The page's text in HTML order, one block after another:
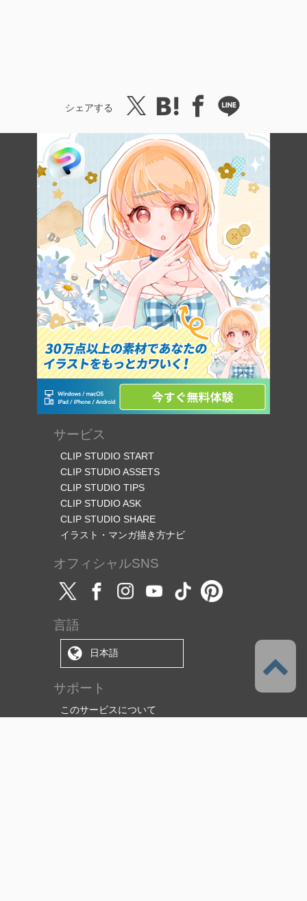
シェアする
サービス
CLIP STUDIO START
CLIP STUDIO ASSETS
CLIP STUDIO TIPS
CLIP STUDIO ASK
CLIP STUDIO SHARE
イラスト・マンガ描き方ナビ
オフィシャルSNS
言語
日本語
サポート
このサービスについて